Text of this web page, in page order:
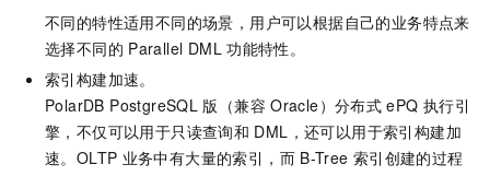
不同的特性适用不同的场景，用户可以根据自己的业务特点来
选择不同的 Parallel DML 功能特性。
索引构建加速。
PolarDB PostgreSQL 版（兼容 Oracle） 分布式 ePQ 执行引
擎，不仅可以用于只读查询和 DML，还可以用于索引构建加
速。OLTP 业务中有大量的索引，而 B-Tree 索引创建的过程